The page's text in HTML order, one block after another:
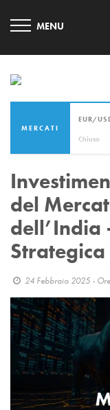
MERCATI
EUR/
Chiuso
del
dell’India
24 Febbraio 2025 -